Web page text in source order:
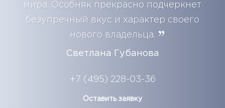
мира. Особняк прекрасно подчеркнет
безупречный вкус и характер своего
нового владельца.
Светлана Губанова
+7 (495) 228-03-36
Оставить заявку